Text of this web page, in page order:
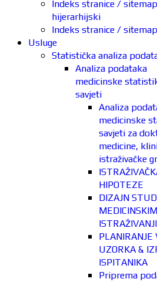
Indeks stranice /
hijerarhijski
Indeks stranice / sitemap
Usluge
Statistička analiza
Analiza podataka
medicinske
savjeti
Analiza
medicinske
savjeti za
medicine,
istraživačke
HIPOTEZE
DIZAJN
MEDICINSKIM
PLANIRANJE
UZORKA &
ISPITANIKA
Priprema